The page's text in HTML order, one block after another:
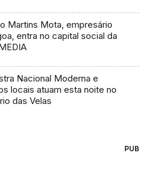
Martins Mota, empresário
entra no capital social da
Nacional Moderna e
locais atuam esta noite no
das Velas
PUB